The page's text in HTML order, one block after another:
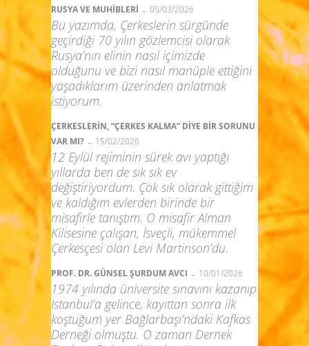
RUSYA VE MUHİBLERİ - 05/03/2026
Bu yazımda, Çerkeslerin sürgünde
geçirdiği 70 yılın gözlemcisi olarak
Rusya’nın elinin nasıl içimizde
olduğunu ve bizi nasıl manüple ettiğini
yaşadıklarım üzerinden anlatmak
istiyorum.
ÇERKESLERİN, “ÇERKES KALMA” DİYE BİR SORUNU
VAR MI? - 15/02/2026
12 Eylül rejiminin sürek avı yaptığı
yıllarda ben de sık sık ev
değiştiriyordum. Çok sık olarak gittiğim
ve kaldığım evlerden birinde bir
misafirle tanıştım. O misafir Alman
Kilisesine çalışan, İsveçli, mükemmel
Çerkesçesi olan Levi Martinson’du.
PROF. DR. GÜNSEL ŞURDUM AVCI - 10/01/2026
1974 yılında üniversite sınavını kazanıp
Istanbul’a gelince, kayıttan sonra ilk
koştuğum yer Bağlarbaşı’ndaki Kafkas
Derneği olmuştu. O zaman Dernek